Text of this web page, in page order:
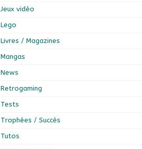
Jeux vidéo
Lego
Livres / Magazines
Mangas
News
Retrogaming
Tests
Trophées / Succès
Tutos